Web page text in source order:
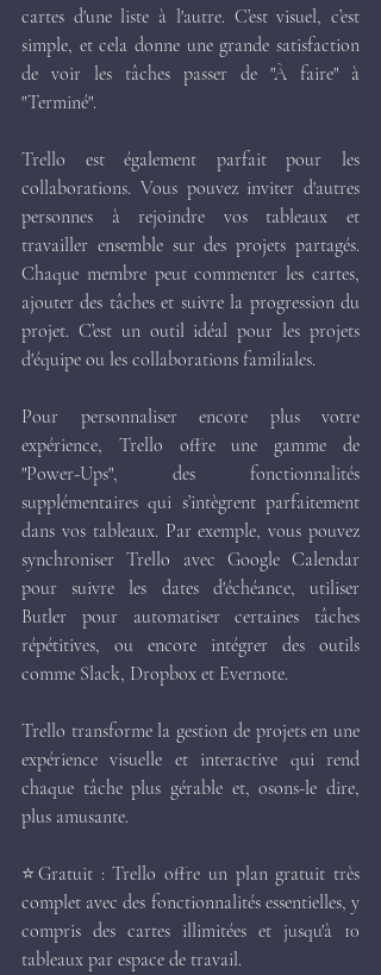
cartes d'une liste à l'autre. C’est visuel, c’est
simple, et cela donne une grande satisfaction
de voir les tâches passer de "À faire" à
"Terminé".
Trello est également parfait pour les
collaborations. Vous pouvez inviter d'autres
personnes à rejoindre vos tableaux et
travailler ensemble sur des projets partagés.
Chaque membre peut commenter les cartes,
ajouter des tâches et suivre la progression du
projet. C’est un outil idéal pour les projets
d'équipe ou les collaborations familiales.
Pour personnaliser encore plus votre
expérience, Trello offre une gamme de
"Power-Ups", des fonctionnalités
supplémentaires qui s’intègrent parfaitement
dans vos tableaux. Par exemple, vous pouvez
synchroniser Trello avec Google Calendar
pour suivre les dates d'échéance, utiliser
Butler pour automatiser certaines tâches
répétitives, ou encore intégrer des outils
comme Slack, Dropbox et Evernote.
Trello transforme la gestion de projets en une
expérience visuelle et interactive qui rend
chaque tâche plus gérable et, osons-le dire,
plus amusante.
⭐Gratuit : Trello offre un plan gratuit très
complet avec des fonctionnalités essentielles, y
compris des cartes illimitées et jusqu'à 10
tableaux par espace de travail.